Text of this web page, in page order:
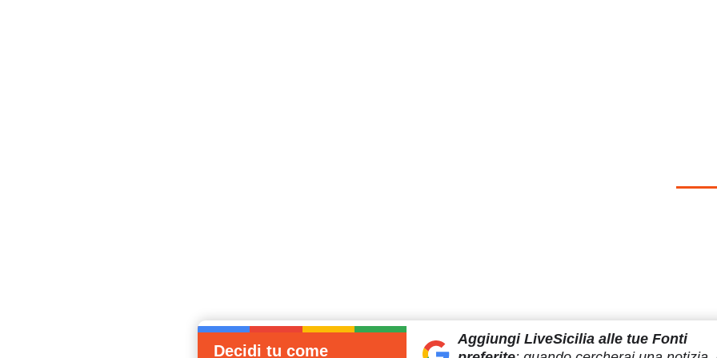
Decidi tu come
Aggiungi LiveSiciliaalle tue Fonti